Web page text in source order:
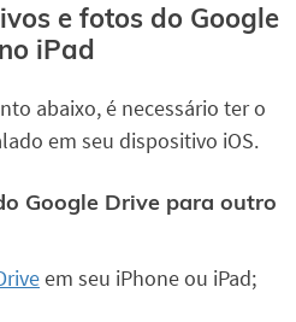
e fotos do Google
iPad
abaixo, é necessário ter o
em seu dispositivo iOS.
Google Drive para outro
em seu iPhone ou iPad;